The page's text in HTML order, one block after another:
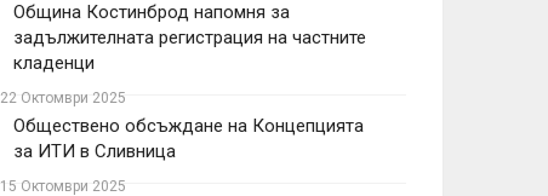
Община Костинброд напомня за
задължителната регистрация на частните
кладенци
22 Октомври 2025
Обществено обсъждане на Концепцията
за ИТИ в Сливница
15 Октомври 2025